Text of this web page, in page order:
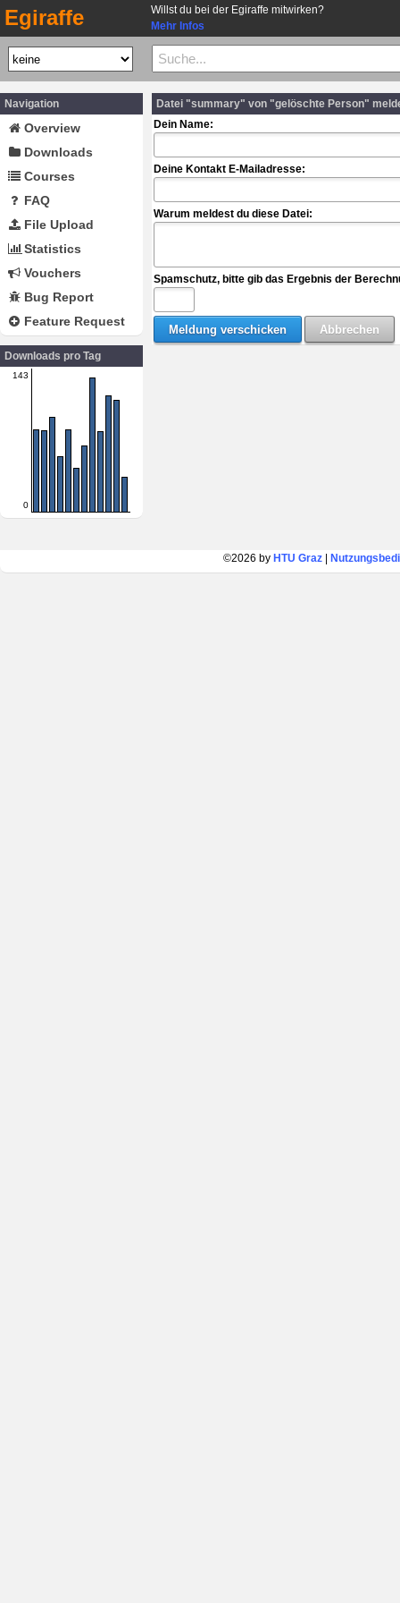
Egiraffe
Willst du bei der Egiraffe mitwirken?
Mehr Infos
Navigation
Overview
Downloads
Courses
FAQ
File Upload
Statistics
Vouchers
Bug Report
Feature Request
Downloads pro Tag
143
0
Datei "summary" von "gelöschte Person"
Dein Name:
Deine Kontakt E-Mailadresse:
Warum meldest du diese Datei:
Spamschutz, bitte gib das Ergebnis der
©2026 by HTU Graz|